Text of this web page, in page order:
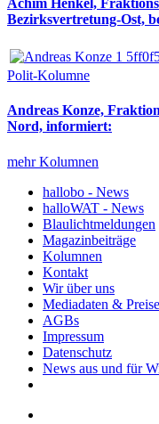
Bezirksvertretung-Ost,
Polit-Kolumne
Andreas Konze,
Nord, informiert:
mehr Kolumnen
hallobo - News
halloWAT - News
Blaulichtmeldungen
Magazinbeiträge
Kolumnen
Kontakt
Wir über uns
Mediadaten & Preise
AGBs
Impressum
Datenschutz
News aus und für